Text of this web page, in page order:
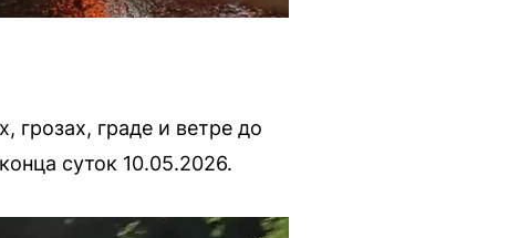
грозах, граде и ветре до
суток 10.05.2026.